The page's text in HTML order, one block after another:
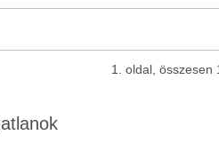
1. oldal, összesen